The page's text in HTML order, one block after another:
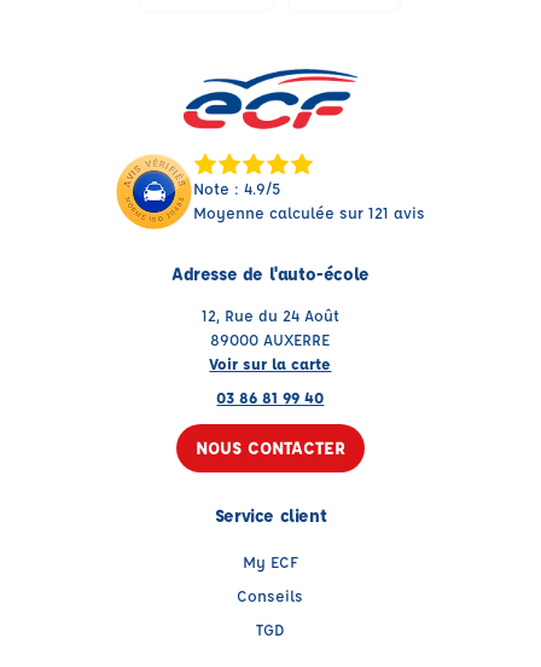
Note : 4.9/5
Moyenne calculée sur 121 avis
Adresse de l'auto-école
12, Rue du 24 Août
89000 AUXERRE
Voir sur la carte
03 86 81 99 40
NOUS CONTACTER
Service client
My ECF
Conseils
TGD